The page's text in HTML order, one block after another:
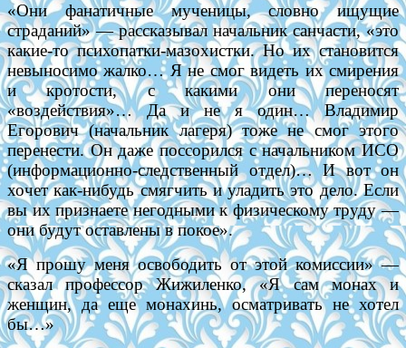
«Они фанатичные мученицы, словно ищущие
страданий» — рассказывал начальник санчасти, «это
какие-то психопатки-мазохистки. Но их становится
невыносимо жалко… Я не смог видеть их смирения
и кротости, с какими они переносят
«воздействия»… Да и не я один… Владимир
Егорович (начальник лагеря) тоже не смог этого
перенести. Он даже поссорился с начальником ИСО
(информационно-следственный отдел)… И вот он
хочет как-нибудь смягчить и уладить это дело. Если
вы их признаете негодными к физическому труду —
они будут оставлены в покое».
«Я прошу меня освободить от этой комиссии» —
сказал профессор Жижиленко, «Я сам монах и
женщин, да еще монахинь, осматривать не хотел
бы…»